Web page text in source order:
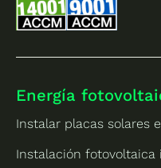
Energía
Instalar placas solares
Instalación fotovoltaica